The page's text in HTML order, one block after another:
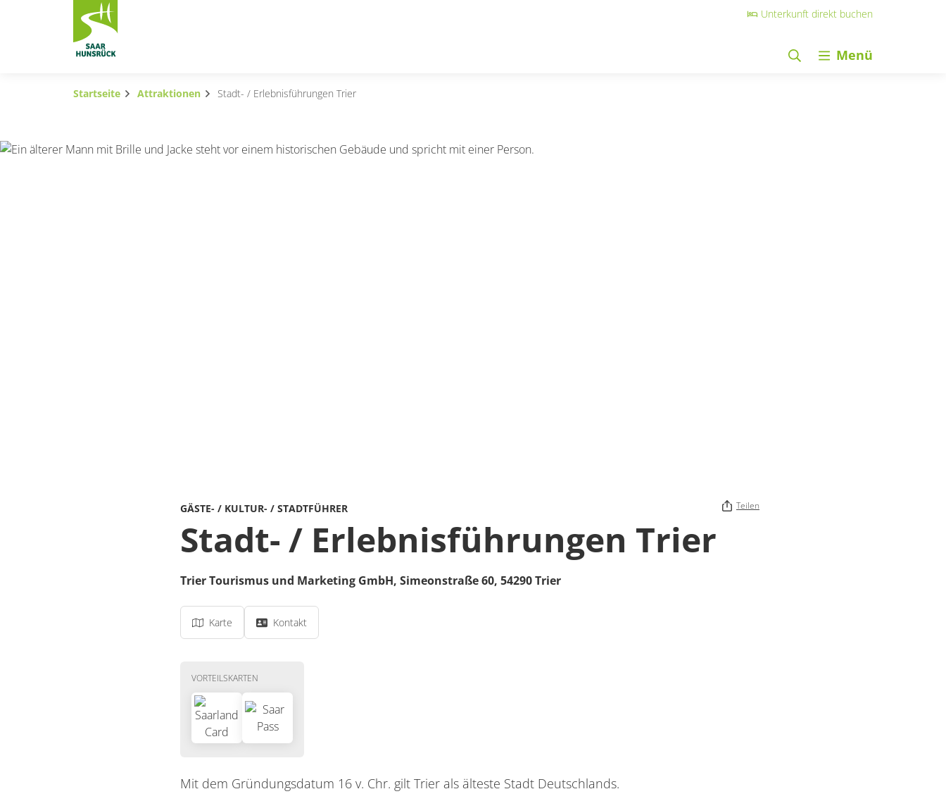
Zum Hauptinhalt springen
Unterkunft direkt buchen
Menü
Startseite Attraktionen Stadt- / Erlebnisführungen Trier
GÄSTE- / KULTUR- / STADTFÜHRER Teilen
Stadt- / Erlebnisführungen Trier
Trier Tourismus und Marketing GmbH, Simeonstraße 60, 54290Trier
Karte Kontakt
VORTEILSKARTEN
Mit dem Gründungsdatum 16 v. Chr. gilt Trier als älteste Stadt Deutschlands.